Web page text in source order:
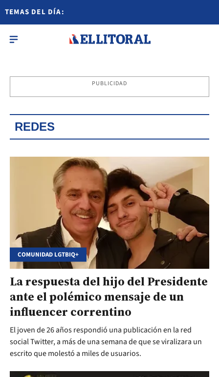
TEMAS DEL DÍA:
PUBLICIDAD
REDES
COMUNIDAD LGTBIQ+
La respuesta del hijo del Presidente
ante el polémico mensaje de un
influencer correntino
El joven de 26 años respondió una publicación en la red
social Twitter, a más de una semana de que se viralizara un
escrito que molestó a miles de usuarios.